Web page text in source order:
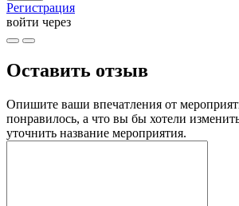
Регистрация
войти через
Оставить отзыв
Опишите ваши впечатления от
понравилось, а что вы бы хотели
уточнить название мероприятия.